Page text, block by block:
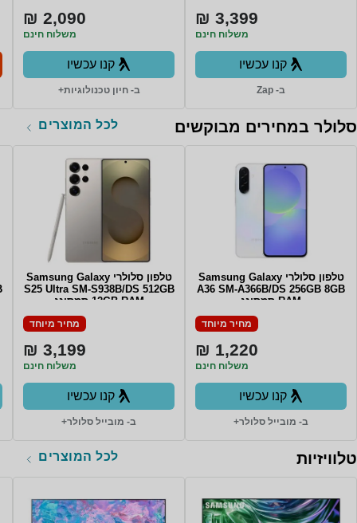
3,399 ₪
משלוח חינם
קנו עכשיו
ב- Zap
touch/WIN11Pro
2,090 ₪
משלוח חינם
קנו עכשיו
ב- חיון טכנולוגיות+
סלולר במחירים מבוקשים לכל המוצרים
טלפון סלולרי Samsung Galaxy
A36 SM-A366B/DS 256GB 8GB
RAM סמסונג
מחיר מיוחד
1,220 ₪
משלוח חינם
קנו עכשיו
ב- מובייל סלולר+
טלפון סלולרי Samsung Galaxy
S25 Ultra SM-S938B/DS 512GB
12GB RAM סמסונג
מחיר מיוחד
3,199 ₪
משלוח חינם
קנו עכשיו
ב- מובייל סלולר+
טלוויזיות לכל המוצרים